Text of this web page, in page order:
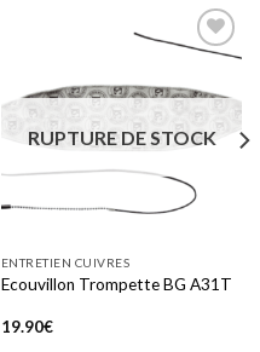
wishlist
RUPTURE DE STOCK
ENTRETIEN CUIVRES
Ecouvillon Trompette BG A31T
19.90€